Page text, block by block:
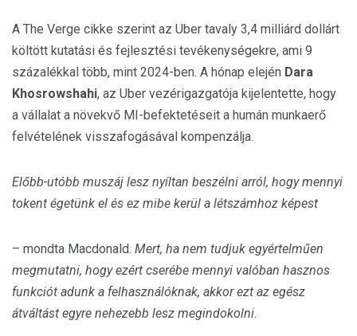
A The Verge cikke szerint az Uber tavaly 3,4 milliárd dollárt
költött kutatási és fejlesztési tevékenységekre, ami 9
százalékkal több, mint 2024-ben. A hónap elején Dara
Khosrowshahi, az Uber vezérigazgatója kijelentette, hogy
a vállalat a növekvő MI-befektetéseit a humán munkaerő
felvételének visszafogásával kompenzálja.
Előbb-utóbb muszáj lesz nyíltan beszélni arról, hogy mennyi
tokent égetünk el és ez mibe kerül a létszámhoz képest
– mondta Macdonald. Mert, ha nem tudjuk egyértelműen
megmutatni, hogy ezért cserébe mennyi valóban hasznos
funkciót adunk a felhasználóknak, akkor ezt az egész
átváltást egyre nehezebb lesz megindokolni.